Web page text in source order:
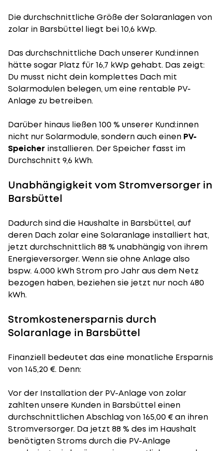
Die durchschnittliche Größe der Solaranlagenvon
zolar in Barsbüttel liegt bei 10,6 kWp.
Das durchschnittliche Dach unserer Kund:innen
hätte sogar Platz für 16,7 kWp gehabt. Das zeigt:
Du musst nicht dein komplettes Dach mit
Solarmodulen belegen, um eine rentable PV-
Anlage zu betreiben.
Darüber hinaus ließen 100 % unserer Kund:innen
nicht nur Solarmodule, sondern auch einen PV-
Speicher installieren. Der Speicher fasst im
Durchschnitt 9,6 kWh.
Unabhängigkeit vom Stromversorger in
Barsbüttel
Dadurch sind die Haushalte in Barsbüttel, auf
deren Dach zolar eine Solaranlage installiert hat,
jetzt durchschnittlich 88 % unabhängig von ihrem
Energieversorger. Wenn sie ohne Anlage also
bspw. 4.000 kWh Strom pro Jahr aus dem Netz
bezogen haben, beziehen sie jetzt nur noch 480
kWh.
Stromkostenersparnis durch
Solaranlage in Barsbüttel
Finanziell bedeutet das eine monatliche Ersparnis
von 145,20 €. Denn:
Vor der Installation der PV-Anlage von zolar
zahlten unsere Kunden in Barsbüttel einen
durchschnittlichen Abschlag von 165,00 € an ihren
Stromversorger. Da jetzt 88 % des im Haushalt
benötigten Stroms durch die PV-Anlage